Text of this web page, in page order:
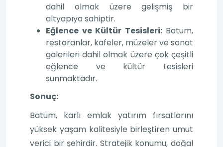
dahil olmak üzere gelişmiş bir
altyapıya sahiptir.
Eğlence ve Kültür Tesisleri:Batum,
restoranlar, kafeler, müzeler ve sanat
galerileri dahil olmak üzere çok çeşitli
eğlence ve kültür tesisleri
sunmaktadır.
Sonuç:
Batum, karlı emlak yatırım fırsatlarını
yüksek yaşam kalitesiyle birleştiren umut
verici bir şehirdir. Stratejik konumu, doğal